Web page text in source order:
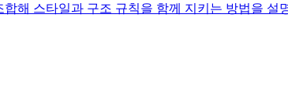
해 스타일과 구조 규칙을 함께 지키는 방법을 설